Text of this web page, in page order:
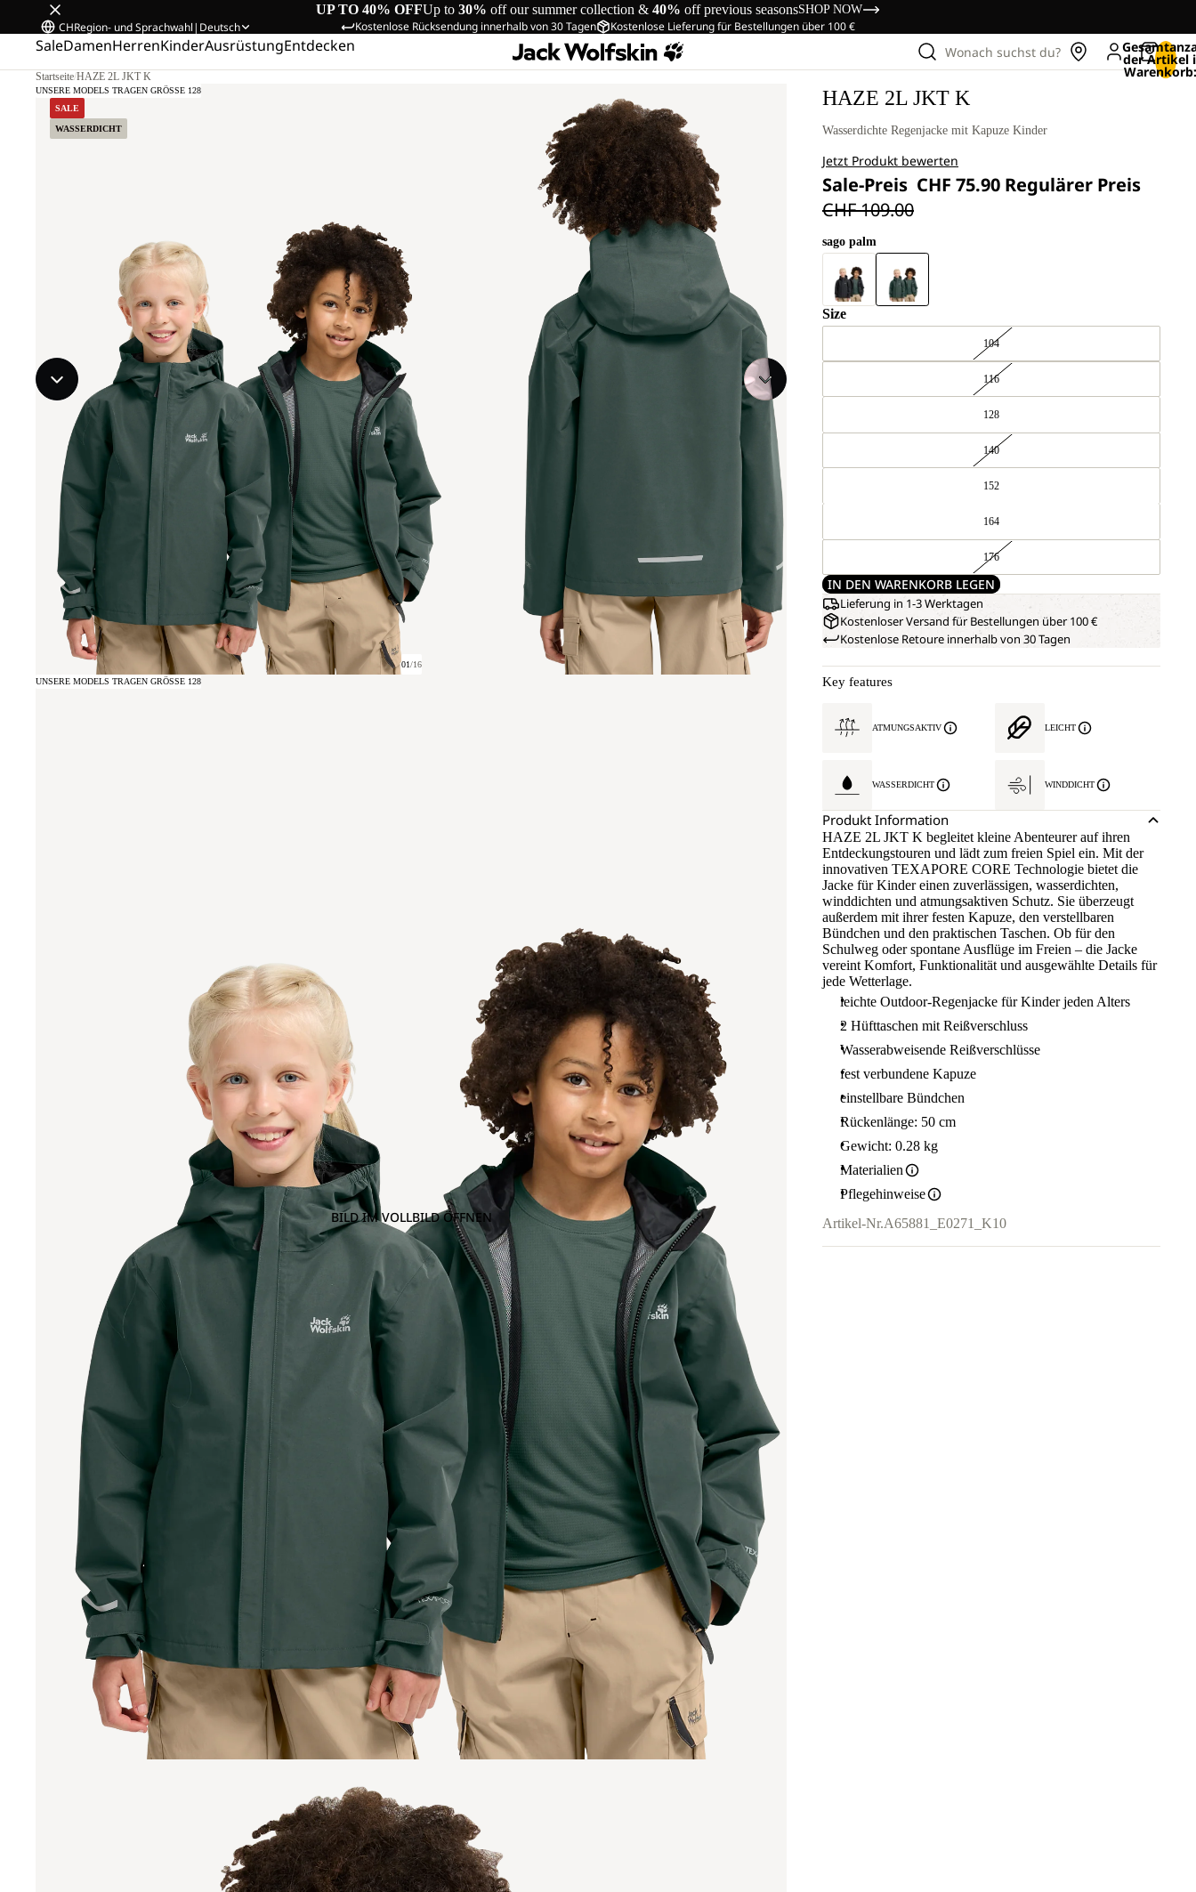
UP TO 40% OFFUp to 30% off our summer collection & 40% off previous seasonsSHOP NOW
Kostenlose Rücksendung innerhalb von 30 Tagen Kostenlose Lieferung für Bestellungen über 100 €
CHRegion- und Sprachwahl| Deutsch
SaleDamenHerrenKinderAusrüstungEntdecken Wonach suchst du? der Artikel
Startseite/HAZE 2L JKT K
SALE
WASSERDICHT
UNSERE MODELS TRAGEN GRÖSSE 128
01/16
BILD IM VOLLBILD ÖFFNEN
UNSERE MODELS TRAGEN GRÖSSE 128
HAZE 2L JKT K
Wasserdichte Regenjacke mit Kapuze Kinder
Jetzt Produkt bewerten
Sale-Preis CHF 75.90 Regulärer Preis
CHF 109.00
sago palm
Size
104
116
128
140
152
164
176
IN DEN WARENKORB LEGEN
Lieferung in 1-3 Werktagen
Kostenloser Versand für Bestellungen über 100 €
Kostenlose Retoure innerhalb von 30 Tagen
Key features
ATMUNGSAKTIV LEICHT
WASSERDICHT WINDDICHT
Produkt Information
HAZE 2L JKT K begleitet kleine Abenteurer auf ihren
Entdeckungstouren und lädt zum freien Spiel ein. Mit der
innovativen TEXAPORE CORE Technologie bietet die
Jacke für Kinder einen zuverlässigen, wasserdichten,
winddichten und atmungsaktiven Schutz. Sie überzeugt
außerdem mit ihrer festen Kapuze, den verstellbaren
Bündchen und den praktischen Taschen. Ob für den
Schulweg oder spontane Ausflüge im Freien – die Jacke
vereint Komfort, Funktionalität und ausgewählte Details für
jede Wetterlage.
leichte Outdoor-Regenjacke für Kinder jeden Alters
2 Hüfttaschen mit Reißverschluss
Wasserabweisende Reißverschlüsse
fest verbundene Kapuze
einstellbare Bündchen
Rückenlänge: 50 cm
Gewicht: 0.28 kg
Materialien
Pflegehinweise
Artikel-Nr.A65881_E0271_K10